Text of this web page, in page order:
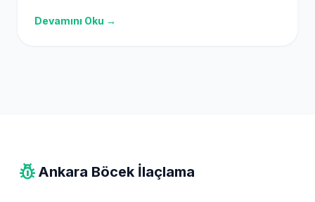
Devamını Oku →
pest_control Ankara Böcek İlaçlama